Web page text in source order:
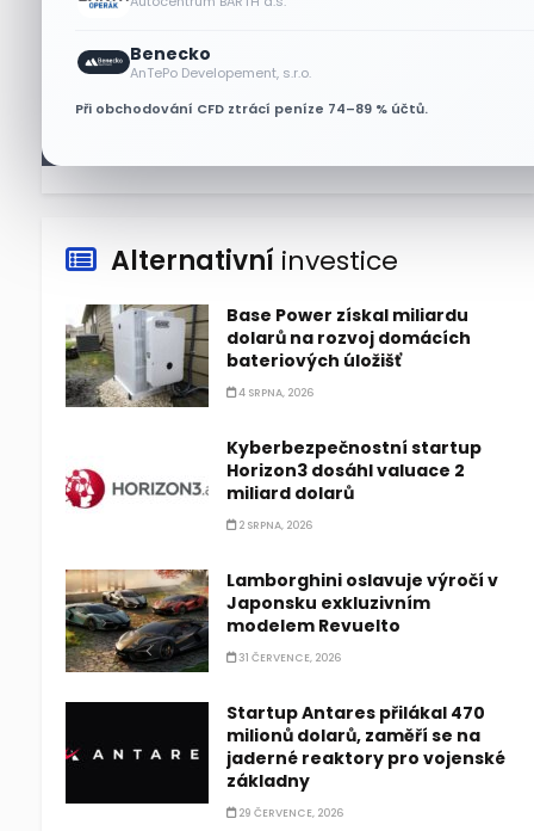
Benecko
AnTePo Developement, s.r.o.
Při obchodování CFD ztrácí peníze 74–89 % účtů.
nejhoršímu výprodeji
Alternativní investice
Base Power získal miliardu
dolarů na rozvoj domácích
bateriových úložišť
4 SRPNA, 2026
Kyberbezpečnostní startup
Horizon3 dosáhl valuace 2
miliard dolarů
2 SRPNA, 2026
Lamborghini oslavuje výročí v
Japonsku exkluzivním
modelem Revuelto
31 ČERVENCE, 2026
Startup Antares přilákal 470
milionů dolarů, zaměří se na
jaderné reaktory pro vojenské
základny
29 ČERVENCE, 2026